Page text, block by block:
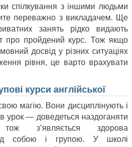
спілкування з іншими людьми
переважно з викладачем. Ще
занять рідко видають
про пройдений курс. Тож якщо
досвід у різних ситуаціях
рівня, це варто врахувати
курси англійської
магію. Вони дисциплінують і
урок — доведеться наздоганяти
з’являється здорова
собою і групою. У школі